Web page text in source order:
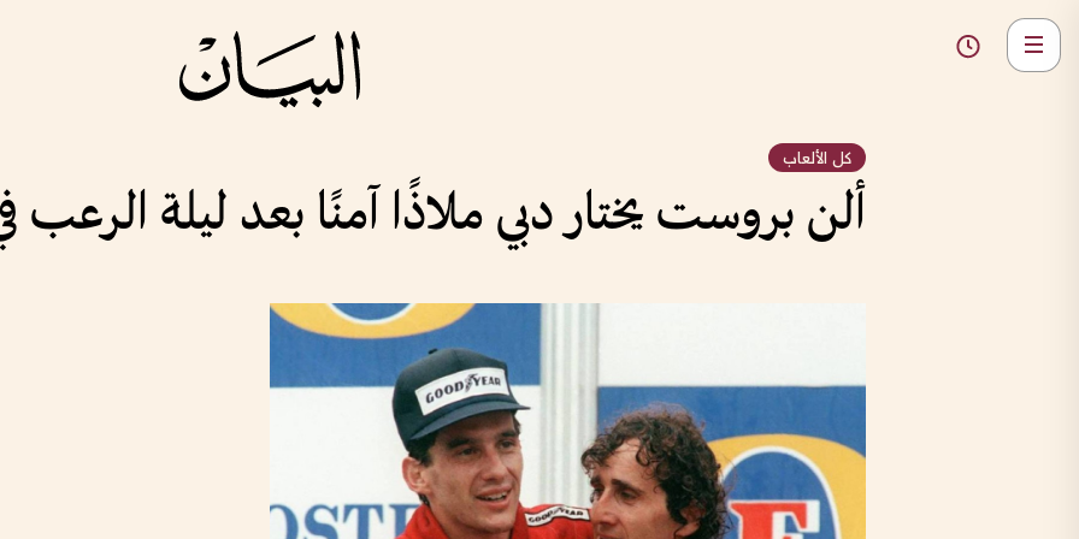
كل الألعاب
ألن بروست يختار دبي ملاذًا آمنًا بعد ليلة الرعب